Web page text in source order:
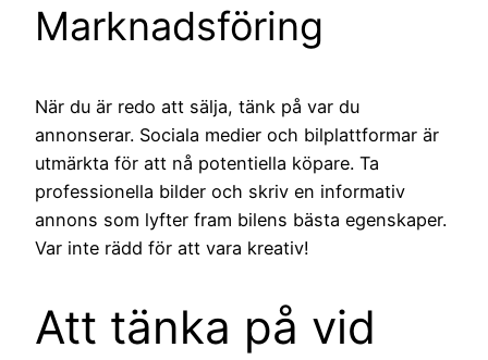
Marknadsföring
När du är redo att sälja, tänk på var du
annonserar. Sociala medier och bilplattformar är
utmärkta för att nå potentiella köpare. Ta
professionella bilder och skriv en informativ
annons som lyfter fram bilens bästa egenskaper.
Var inte rädd för att vara kreativ!
Att tänka på vid